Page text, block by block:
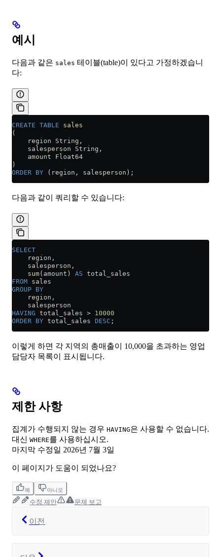
예시
다음과 같은 sales 테이블(table)이 있다고 가정하겠습니
다:
CREATE TABLE sales
(
    region String,
    salesperson String,
    amount Float64
)
ORDER BY (region, salesperson);
다음과 같이 쿼리할 수 있습니다:
SELECT
    region,
    salesperson,
    sum
(amount) AS total_sales
FROM sales
GROUP BY
    region,
    salesperson
HAVING total_sales > 10000
ORDER BY total_sales DESC ;
이렇게 하면 각 지역의 총매출이 10,000을 초과하는 영업
담당자 목록이 표시됩니다.
제한 사항
집계가 수행되지 않는 경우 HAVING은 사용할 수 없습니다.
대신 WHERE를 사용하십시오.
마지막 수정일 2026년 7월 3일
이 페이지가 도움이 되었나요?
예 아니오
수정 제안 문제 보고
이전